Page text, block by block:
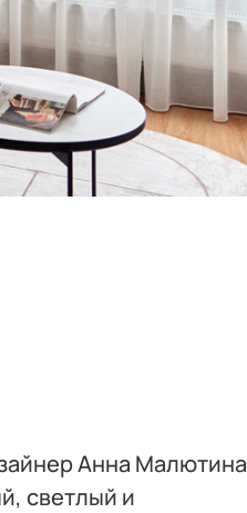
Анна Малютина
светлый и